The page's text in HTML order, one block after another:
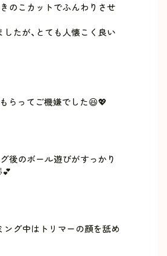
のこカットでふんわりさせ
たが、とても人懐こく良い
らってご機嫌でした😆💖
後のボール遊びがすっかり
ング中はトリマーの顔を舐め